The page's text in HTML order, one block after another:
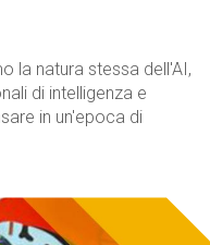
la natura stessa dell'AI,
di intelligenza e
in un'epoca di